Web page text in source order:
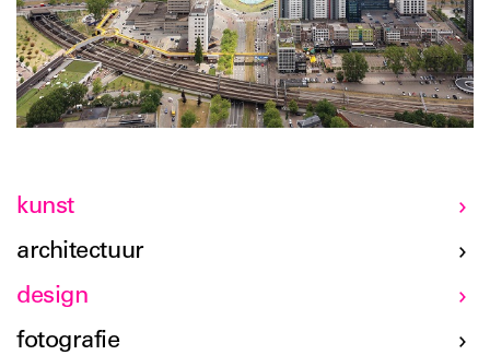
kunst
architectuur
design
fotografie